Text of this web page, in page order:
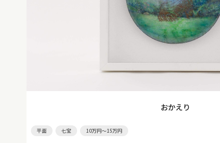
おかえり
平面 七宝 10万円～15万円